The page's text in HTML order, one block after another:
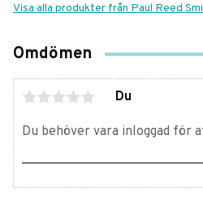
Visa alla produkter från Paul Reed
Omdömen
Du